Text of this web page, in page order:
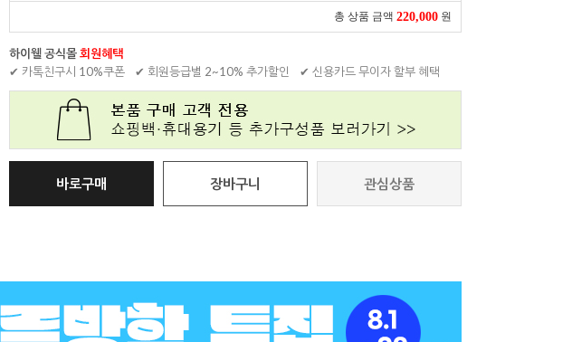
총 상품 금액 220,000 원
하이웰 공식몰회원혜택
✔ 카톡친구시 10%쿠폰
✔ 회원등급별 2~10% 추가할인 ✔ 신용카드 무이자 할부 혜택
바로구매 장바구니 관심상품